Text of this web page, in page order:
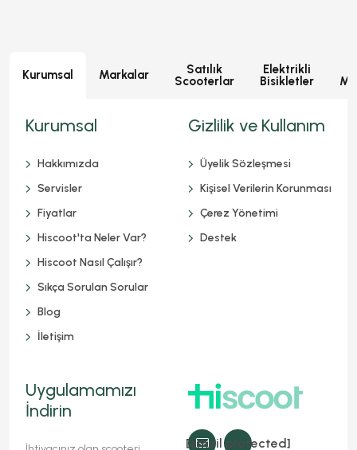
Kurumsal Markalar
Satılık
Scooterlar
Elektrikli
Bisikletler
[email protected]
Kurumsal
Hakkımızda
Servisler
Fiyatlar
Hiscoot'ta Neler Var?
Hiscoot Nasıl Çalışır?
Sıkça Sorulan Sorular
Blog
İletişim
Gizlilik ve Kullanım
Üyelik Sözleşmesi
Kişisel Verilerin Korunması
Çerez Yönetimi
Destek
Uygulamamızı
İndirin